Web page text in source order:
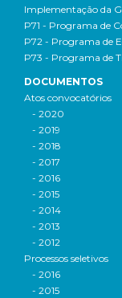
Implementação da
P71 - Programa de
P72 - Programa de
P73 - Programa de
DOCUMENTOS
Atos convocatórios
- 2020
- 2019
- 2018
- 2017
- 2016
- 2015
- 2014
- 2013
- 2012
Processos seletivos
- 2016
- 2015